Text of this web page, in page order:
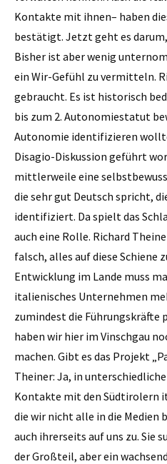
Kontakte mit ihnen– haben
bestätigt. Jetzt geht es
Bisher ist aber wenig
ein Wir-Gefühl zu vermitteln.
gebraucht. Es ist historisch
bis zum 2. Autonomiestatut
Autonomie identifizieren
Disagio-Diskussion geführt
mittlerweile eine
die sehr gut Deutsch spricht,
identifiziert. Da spielt das
auch eine Rolle. Richard
falsch, alles auf diese Schiene
Entwicklung im Lande muss
italienisches Unternehmen
zumindest die Führungskräfte
haben wir hier im Vinschgau
machen. Gibt es das Projekt
Theiner: Ja, in
Kontakte mit den Südtirolern
die wir nicht alle in die Medien
auch ihrerseits auf uns zu. Sie
der Großteil, aber ein